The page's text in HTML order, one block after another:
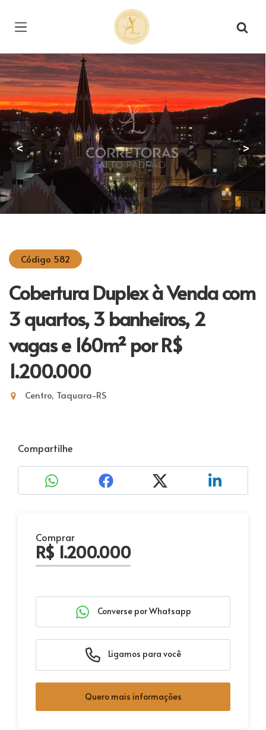
Página inicial
< >
Código 582
Cobertura Duplex à Venda com
3 quartos, 3 banheiros, 2
vagas e 160m²por R$
1.200.000
Centro, Taquara-RS
Compartilhe
Comprar
R$ 1.200.000
Converse por Whatsapp
Ligamos para você
Quero mais informações